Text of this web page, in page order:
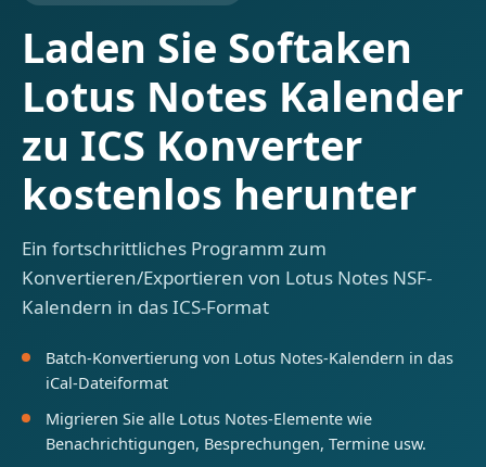
Laden Sie Softaken
Lotus Notes Kalender
zu ICS Konverter
kostenlos herunter
Ein fortschrittliches Programm zum
Konvertieren/Exportieren von Lotus Notes NSF-
Kalendern in das ICS-Format
Batch-Konvertierung von Lotus Notes-Kalendern in das
iCal-Dateiformat
Migrieren Sie alle Lotus Notes-Elemente wie
Benachrichtigungen, Besprechungen, Termine usw.